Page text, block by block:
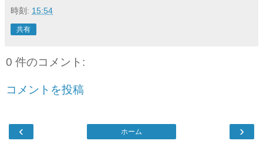
時刻: 15:54
共有
0 件のコメント:
コメントを投稿
‹ ›
ホーム